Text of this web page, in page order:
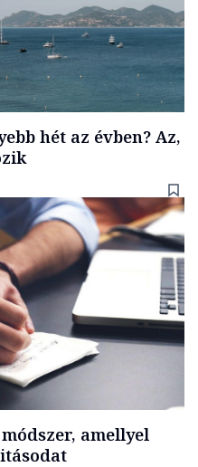
hét az évben? Az,
amellyel